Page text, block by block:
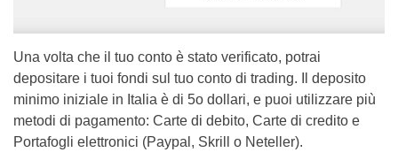
Una volta che il tuo conto è stato verificato, potrai
depositare i tuoi fondi sul tuo conto di trading. Il deposito
minimo iniziale in Italia è di 5o dollari, e puoi utilizzare più
metodi di pagamento: Carte di debito, Carte di credito e
Portafogli elettronici (Paypal, Skrill o Neteller).